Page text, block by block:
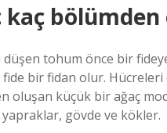
kaç bölümden
tohum önce bir
fide bir fidan olur. Hücreleri
oluşan küçük bir ağaç
gövde ve kökler.